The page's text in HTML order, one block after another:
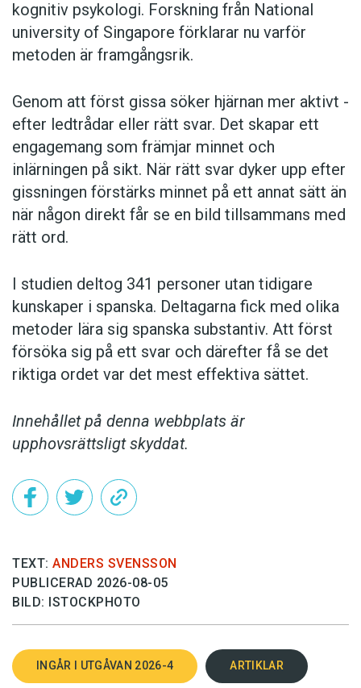
kognitiv psykologi. Forskning från National
university of Singa­pore förklarar nu varför
metoden är framgångsrik.
Genom att först gissa ­söker hjärnan mer aktivt ­
efter ledtrådar eller rätt svar. Det skapar ett
engagemang som främjar minnet och
inlärningen på sikt. När rätt svar dyker upp efter
gissningen förstärks minnet på ett annat sätt än
när någon direkt får se en bild tillsammans med
rätt ord.
I studien deltog 341 personer utan tidigare
kunskaper i spanska. Deltagarna fick med olika
metoder lära sig spanska substantiv. Att först
försöka sig på ett svar och därefter få se det
riktiga ordet var det mest effektiva sättet.
Innehållet på denna webbplats är
upphovsrättsligt skyddat.
TEXT: ANDERS SVENSSON
PUBLICERAD 2026-08-05
BILD: ISTOCKPHOTO
INGÅR I UTGÅVAN 2026-4 ARTIKLAR